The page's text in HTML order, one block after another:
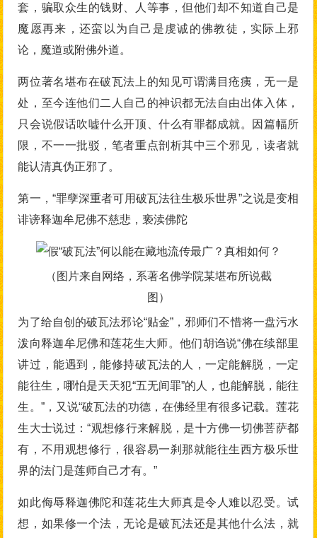
套，骗取众生的钱财、人等事，但他们却不知道自己是
魔愿再来，还蛮以为自己是虔诚的佛教徒，实际上邪
论，魔道或附佛外道。
两位著名堪布在破瓦法上的知见可谓满目疮痍，无一是
处，至今连他们二人自己的神识都无法自由出体入体，
只会说假话吹嘘什么开顶、什么有罪都成就。因篇幅所
限，不一一批驳，笔者重点剖析其中三个邪见，读者就
能认清真伪正邪了。
第一，“罪孽深重者可用破瓦法往生极乐世界”之说是变相
诽谤释迦牟尼佛不慈悲，亵渎佛陀
（图片来自网络，系著名佛学院某堪布所说截
图）
为了给自创的破瓦法邪论“贴金”，邪师们不惜将一盘污水
泼向释迦牟尼佛和莲花生大师。他们胡诌说“佛在续部里
讲过，能遇到，能修持破瓦法的人，一定能解脱，一定
能往生，哪怕是天天犯“五无间罪”的人，也能解脱，能往
生。”，又说“破瓦法的功德，在佛经里有很多记载。莲花
生大士说过：“观想修行来解脱，是十方佛一切佛菩萨都
有，不用观想修行，很容易一刹那就能往生西方极乐世
界的法门是莲师自己才有。”
如此侮辱释迦佛陀和莲花生大师真是令人难以忍受。试
想，如果修一个法，无论是破瓦法还是其他什么法，就